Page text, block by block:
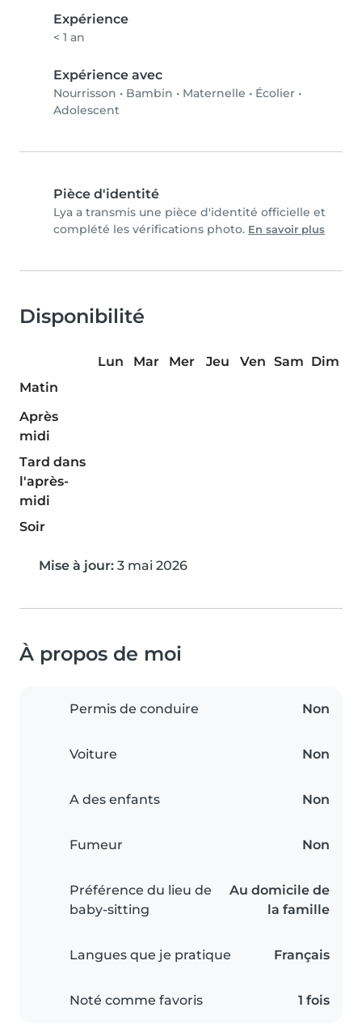
Expérience
< 1 an
Expérience avec
Nourrisson • Bambin • Maternelle • Écolier •
Adolescent
Pièce d'identité
Lya a transmis une pièce d'identité officielle et
complété les vérifications photo. En savoir plus
Disponibilité
Lun Mar Mer Jeu Ven Sam Dim
Matin
Après
midi
Tard dans
l'après-
midi
Soir
Mise à jour: 3 mai 2026
À propos de moi
Permis de conduire Non
Voiture Non
A des enfants Non
Fumeur Non
Préférence du lieu de
baby-sitting
Au domicile de
la famille
Langues que je pratique Français
Noté comme favoris 1 fois